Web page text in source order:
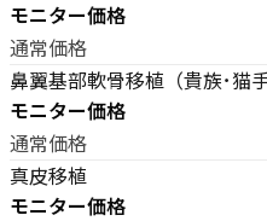
モニター価格
通常価格
鼻翼基部軟骨移植（貴族･猫手
モニター価格
通常価格
真皮移植
モニター価格